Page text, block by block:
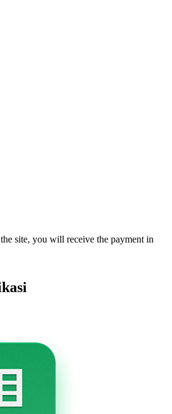
site, you will receive the payment in